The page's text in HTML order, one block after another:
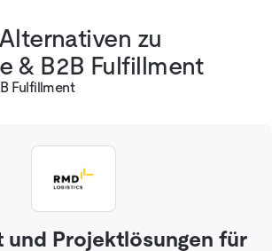
zu
& B2B Fulfillment
Fulfillment
und Projektlösungen für